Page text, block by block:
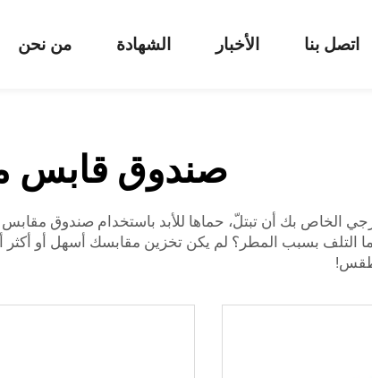
من نحن الشهادة الأخبار اتصل بنا
صندوق قابس
الخاص بك أن تبتلّ، حماها للأبد باستخدام صندوق